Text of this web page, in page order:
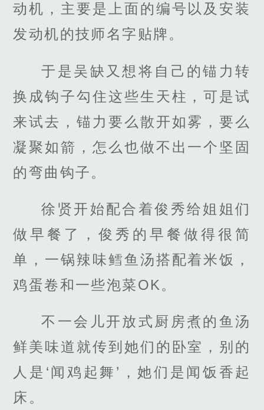
动机，主要是上面的编号以及安装
发动机的技师名字贴牌。
于是吴缺又想将自己的锚力转
换成钩子勾住这些生天柱，可是试
来试去，锚力要么散开如雾，要么
凝聚如箭，怎么也做不出一个坚固
的弯曲钩子。
徐贤开始配合着俊秀给姐姐们
做早餐了，俊秀的早餐做得很简
单，一锅辣味鳕鱼汤搭配着米饭，
鸡蛋卷和一些泡菜OK。
不一会儿开放式厨房煮的鱼汤
鲜美味道就传到她们的卧室，别的
人是‘闻鸡起舞’，她们是闻饭香起
床。